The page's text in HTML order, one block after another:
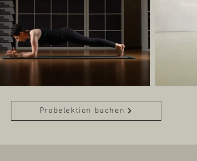
Probelektion buchen